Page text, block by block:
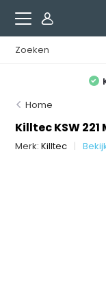
Home
Killtec KSW
Merk:Killtec